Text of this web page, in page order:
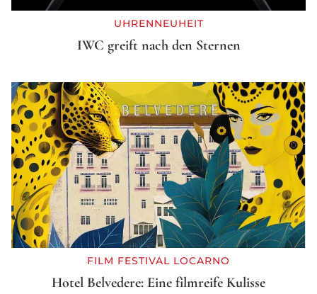
UHRENNEUHEIT
IWC greift nach den Sternen
FILM FESTIVAL LOCARNO
Hotel Belvedere: Eine filmreife Kulisse